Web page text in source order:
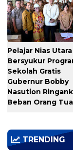
Pelajar Nias Utara
Bersyukur
Sekolah Gratis
Gubernur Bobby
Nasution
Beban Orang Tua
TRENDING